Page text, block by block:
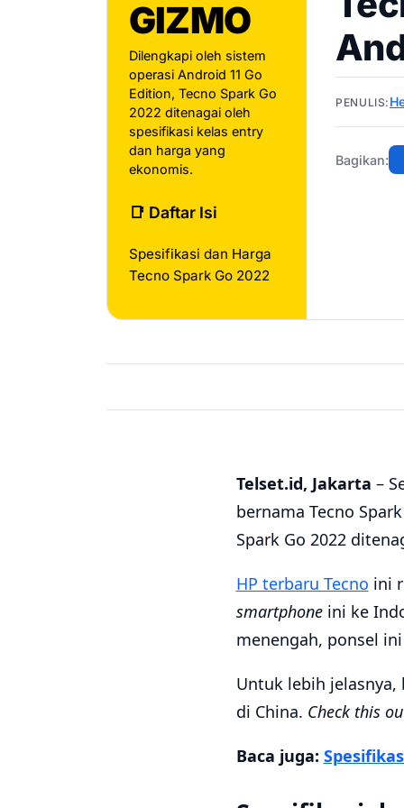
GIZMO
Dilengkapi oleh sistem
operasi Android 11 Go
Edition, Tecno Spark Go
2022 ditenagai oleh
spesifikasi kelas entry
dan harga yang
ekonomis.
📑 Daftar Isi
Spesifikasi dan Harga
Tecno Spark Go 2022
PENULIS:
Bagikan:
Telset.id, Jakarta –
bernama Tecno
Spark Go 2022
HP terbaru Tecno ini
smartphoneini ke
menengah, ponsel
Untuk lebih jelasnya,
di China. Check this
Baca juga: